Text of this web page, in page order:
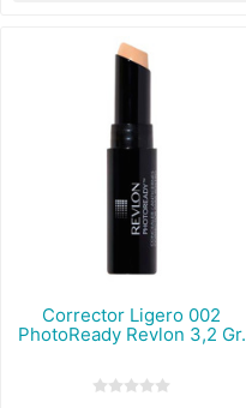
Corrector Ligero 002
PhotoReady Revlon 3,2 Gr.